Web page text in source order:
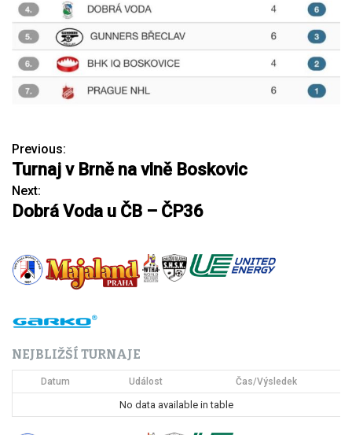
N
a
v
g
c
e
p
r
Previous:
Turnaj v Brně na vlně Boskovic
Next:
Dobrá Voda u ČB – ČP36
NEJBLIŽŠÍ TURNAJE
Datum Událost Čas/Výsledek
No data available in table